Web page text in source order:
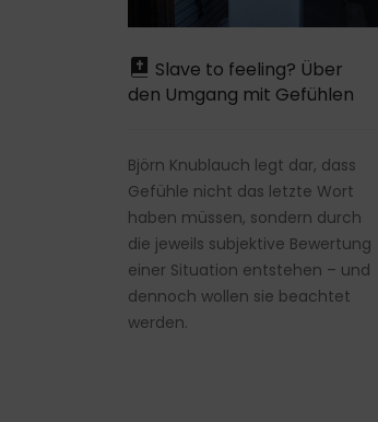
Slave to feeling? Über
den Umgang mit Gefühlen
Björn Knublauch legt dar, dass
Gefühle nicht das letzte Wort
haben müssen, sondern durch
die jeweils subjektive Bewertung
einer Situation entstehen – und
dennoch wollen sie beachtet
werden.